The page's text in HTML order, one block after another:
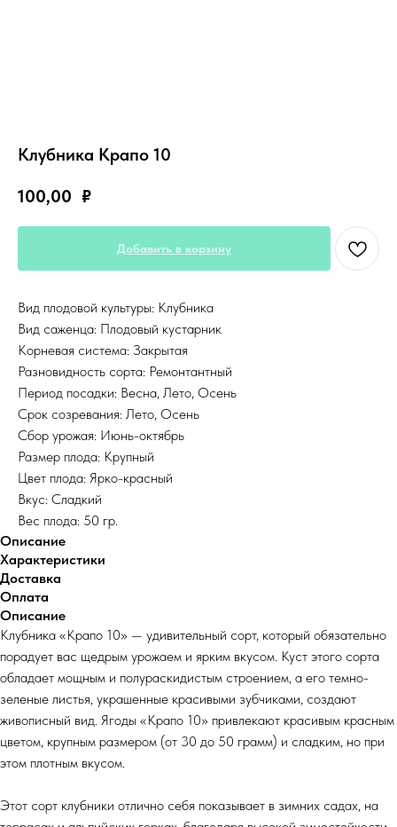
Клубника Крапо 10
100,00 ₽
Добавить в корзину
Вид плодовой культуры: Клубника
Вид саженца: Плодовый кустарник
Корневая система: Закрытая
Разновидность сорта: Ремонтантный
Период посадки: Весна, Лето, Осень
Срок созревания: Лето, Осень
Сбор урожая: Июнь-октябрь
Размер плода: Крупный
Цвет плода: Ярко-красный
Вкус: Сладкий
Вес плода: 50 гр.
Описание
Характеристики
Доставка
Оплата
Описание
Клубника «Крапо 10» — удивительный сорт, который обязательно
порадует вас щедрым урожаем и ярким вкусом. Куст этого сорта
обладает мощным и полураскидистым строением, а его темно-
зеленые листья, украшенные красивыми зубчиками, создают
живописный вид. Ягоды «Крапо 10» привлекают красивым красным
цветом, крупным размером (от 30 до 50 грамм) и сладким, но при
этом плотным вкусом.
Этот сорт клубники отлично себя показывает в зимних садах, на